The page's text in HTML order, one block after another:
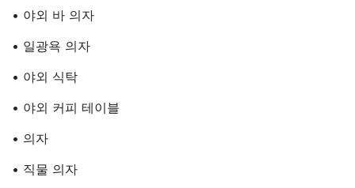
• 야외 바 의자
• 일광욕 의자
• 야외 식탁
• 야외 커피 테이블
• 의자
• 직물 의자